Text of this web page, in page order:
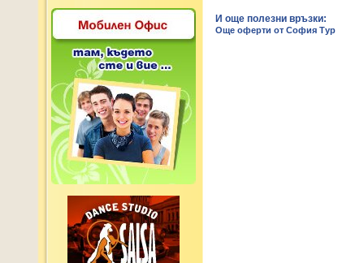
И още полезни връзки:
Още оферти от София Тур